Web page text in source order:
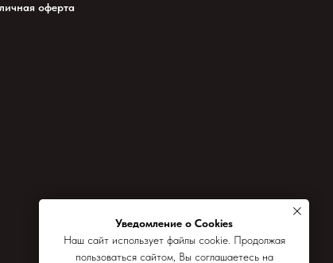
оферта
Уведомление о Cookies
Наш сайт использует файлы cookie. Продолжая
пользоваться сайтом, Вы соглашаетесь на